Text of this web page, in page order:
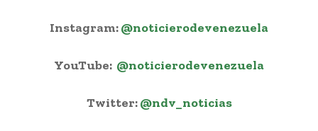
Instagram:@noticierodevenezuela
YouTube: @noticierodevenezuela
Twitter:@ndv_noticias